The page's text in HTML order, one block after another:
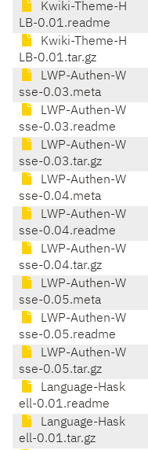
Kwiki-Theme-H
LB-0.01.readme
Kwiki-Theme-H
LB-0.01.tar.gz
LWP-Authen-W
sse-0.03.meta
LWP-Authen-W
sse-0.03.readme
LWP-Authen-W
sse-0.03.tar.gz
LWP-Authen-W
sse-0.04.meta
LWP-Authen-W
sse-0.04.readme
LWP-Authen-W
sse-0.04.tar.gz
LWP-Authen-W
sse-0.05.meta
LWP-Authen-W
sse-0.05.readme
LWP-Authen-W
sse-0.05.tar.gz
Language-Hask
ell-0.01.readme
Language-Hask
ell-0.01.tar.gz